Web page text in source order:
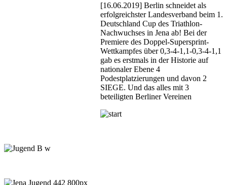
[16.06.2019] Berlin schneidet als
erfolgreichster Landesverband beim 1.
Deutschland Cup des Triathlon-
Nachwuchses in Jena ab! Bei der
Premiere des Doppel-Supersprint-
Wettkampfes über 0,3-4-1,1-0,3-4-1,1
gab es erstmals in der Historie auf
nationaler Ebene 4
Podestplatzierungen und davon 2
SIEGE. Und das alles mit 3
beteiligten Berliner Vereinen